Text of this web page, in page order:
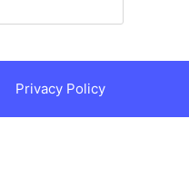
Privacy Policy